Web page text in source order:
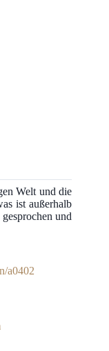
Welt und die
ist außerhalb
und
a0402